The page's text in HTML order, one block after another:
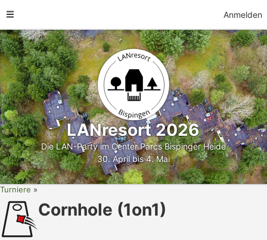
Anmelden
LANresort 2026
Die LAN-Party im Center Parcs Bispinger Heide
30. April bis 4. Mai
Turniere
Cornhole (1on1)